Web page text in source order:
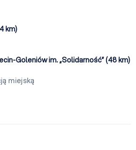
km)
Goleniów im. „Solidarność” (48 km)
miejską